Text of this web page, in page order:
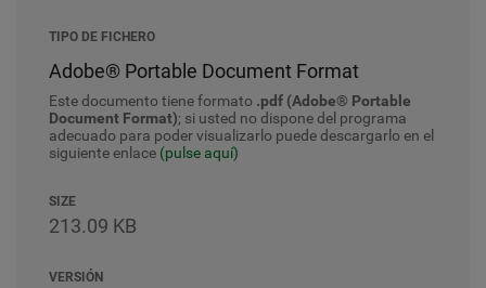
TIPO DE FICHERO
Adobe® Portable Document Format
Este documento tiene formato .pdf (Adobe® Portable
Document Format); si usted no dispone del programa
adecuado para poder visualizarlo puede descargarlo en el
siguiente enlace (pulse aquí)
SIZE
213.09 KB
VERSIÓN